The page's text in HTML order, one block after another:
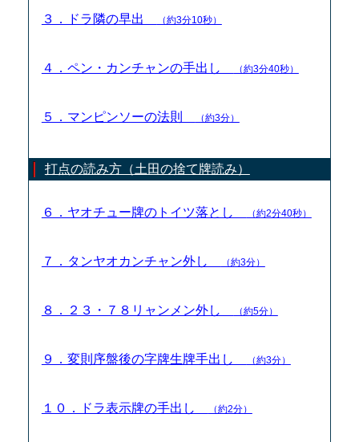
３．ドラ隣の早出 （約3分10秒）
４．ペン・カンチャンの手出し （約3分40秒）
５．マンピンソーの法則 （約3分）
打点の読み方（土田の捨て牌読み）
６．ヤオチュー牌のトイツ落とし （約2分40秒）
７．タンヤオカンチャン外し （約3分）
８．２３・７８リャンメン外し （約5分）
９．変則序盤後の字牌生牌手出し （約3分）
１０．ドラ表示牌の手出し （約2分）